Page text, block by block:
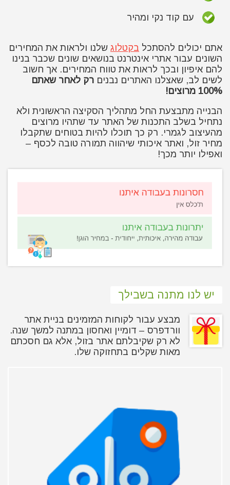
עם קוד נקי ומהיר
אתם יכולים להסתכל בקטלוג שלנו ולראות את המחירים
השונים עבור אתרי אינטרנט בנושאים שונים שכבר בנינו
להם איפיון ובכך לראות את טווח המחירים. אך חשוב
לשים לב, שאצלנו האתרים נבנים רק לאחר שאתם
100% מרוצים!
הבנייה מתבצעת החל מתהליך הסקיצה הראשונית ולא
נתחיל בשלב התכנות של האתר עד שתהיו מרוצים
מהעיצוב לגמרי. רק כך תוכלו להיות בטוחים שתקבלו
מחיר זול, ואתר איכותי שיהווה תמורה טובה לכסף –
ואפילו יותר מכך!
יש לנו מתנה בשבילך
מבצע עבור לקוחות המזמינים בניית אתר
וורדפרס – דומיין ואחסון במתנה למשך שנה.
לא רק שקיבלתם אתר בזול, אלא גם חסכתם
מאות שקלים בתחזוקה שלו.